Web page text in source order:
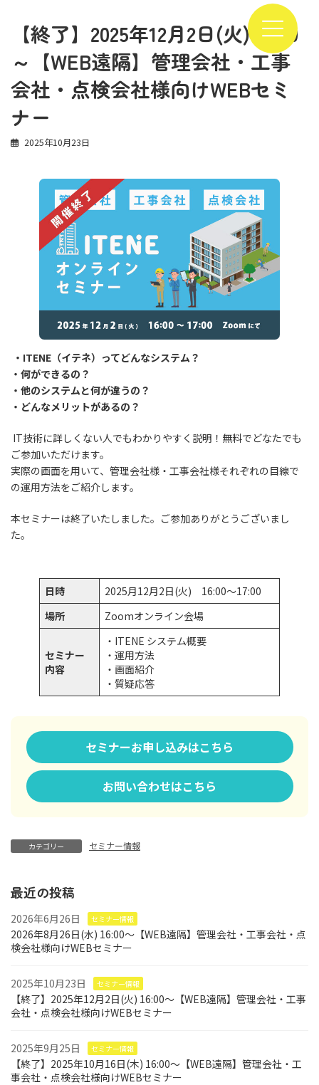
【終了】2025年12月2日(火) 16:00
～【WEB遠隔】管理会社・工事
会社・点検会社様向けWEBセミ
ナー
2025年10月23日
・ITENE（イテネ）ってどんなシステム？
・何ができるの？
・他のシステムと何が違うの？
・どんなメリットがあるの？
IT技術に詳しくない人でもわかりやすく説明！無料でどなたでも
ご参加いただけます。
実際の画面を用いて、管理会社様・工事会社様それぞれの目線で
の運用方法をご紹介します。
本セミナーは終了いたしました。ご参加ありがとうございまし
た。
日時
2025月12月2日(火) 16:00～17:00
場所
Zoomオンライン会場
セミナー
内容
・ITENE システム概要
・運用方法
・画面紹介
・質疑応答
セミナーお申し込みはこちら
お問い合わせはこちら
カテゴリー セミナー情報
最近の投稿
2026年6月26日 セミナー情報
2026年8月26日(水) 16:00～【WEB遠隔】管理会社・工事会社・点
検会社様向けWEBセミナー
2025年10月23日 セミナー情報
【終了】2025年12月2日(火) 16:00～【WEB遠隔】管理会社・工事
会社・点検会社様向けWEBセミナー
2025年9月25日 セミナー情報
【終了】2025年10月16日(木) 16:00～【WEB遠隔】管理会社・工
事会社・点検会社様向けWEBセミナー